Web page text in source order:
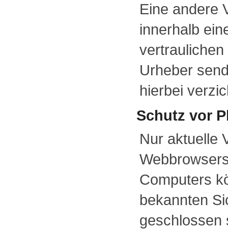
Eine andere
innerhalb
Urheber
hierbei
Schutz vor
Nur aktuelle
Computers
bekannten
geschlossen